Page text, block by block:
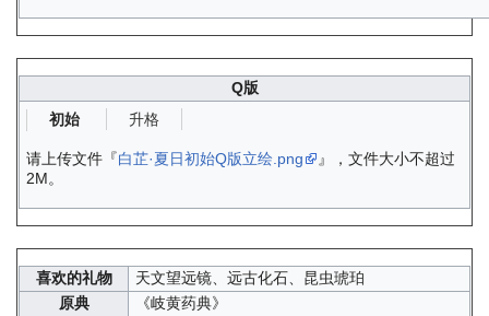
Q版
初始 升格
请上传文件『白芷·夏日初始Q版立绘.png
』，文件大小不超过
2M。
喜欢的礼物
天文望远镜、远古化石、昆虫琥珀
原典
《岐黄药典》